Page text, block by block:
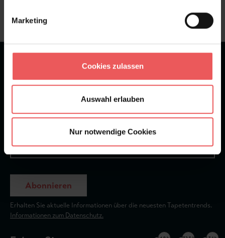
Marketing
Cookies zulassen
Auswahl erlauben
Nur notwendige Cookies
Bei 1245 Bewertungen
Abonnieren
Erhalten Sie aktuelle Informationen über die neuesten Tapetentrends.
Informationen zum Datenschutz.